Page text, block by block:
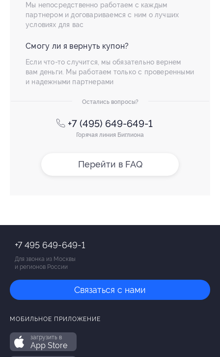
Мы непосредственно работаем с каждым
партнером и договариваемся с ним о лучших
условиях для вас
Смогу ли я вернуть купон?
Если что-то случится, мы обязательно вернем
вам деньги. Мы работаем только с проверенными
и надежными партнерами
Остались вопросы?
+7 (495) 649-649-1
Горячая линия Биглиона
Перейти в FAQ
+7 495 649-649-1
Для звонка из Москвы
и регионов России
Связаться с нами
МОБИЛЬНОЕ ПРИЛОЖЕНИЕ
загрузить в
App Store